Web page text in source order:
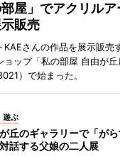
屋」でアクリル
販売
KAEさんの作品を展示販売
ョップ「私の部屋 自由が
）で始まった。
遊ぶ
丘のギャラリーで「が
話する父娘の二人展